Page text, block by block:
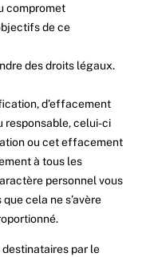
compromet
de ce
des droits légaux.
d’effacement
responsable, celui-ci
ou cet effacement
à tous les
personnel vous
cela ne s’avère
destinataires par le